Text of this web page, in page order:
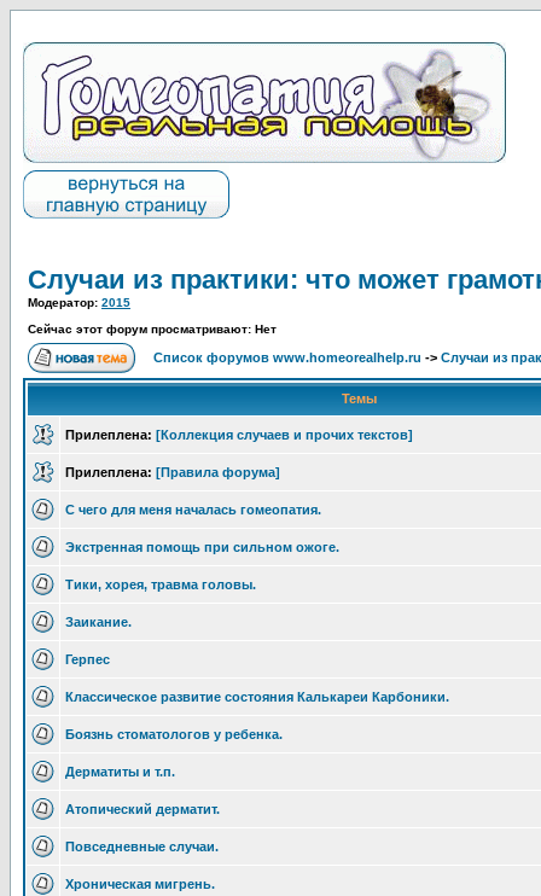
Случаи из практики: что может
Модератор: 2015
Сейчас этот форум просматривают: Нет
Список форумов www.homeorealhelp.ru -> Случаи из
Темы
Прилеплена: [Коллекция случаев и прочих текстов]
Прилеплена: [Правила форума]
С чего для меня началась гомеопатия.
Экстренная помощь при сильном ожоге.
Тики, хорея, травма головы.
Заикание.
Герпес
Классическое развитие состояния Калькареи Карбоники.
Боязнь стоматологов у ребенка.
Дерматиты и т.п.
Атопический дерматит.
Повседневные случаи.
Хроническая мигрень.